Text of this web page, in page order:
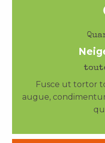
Fusce ut tortor
augue,